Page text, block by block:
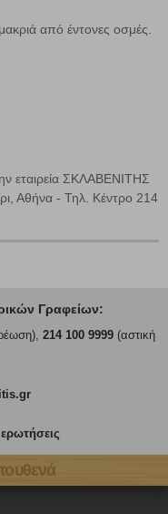
από έντονες οσμές.
εταιρεία ΣΚΛΑΒΕΝΙΤΗΣ
Αθήνα - Τηλ. Κέντρο 214
Γραφείων:
214 100 9999(αστική